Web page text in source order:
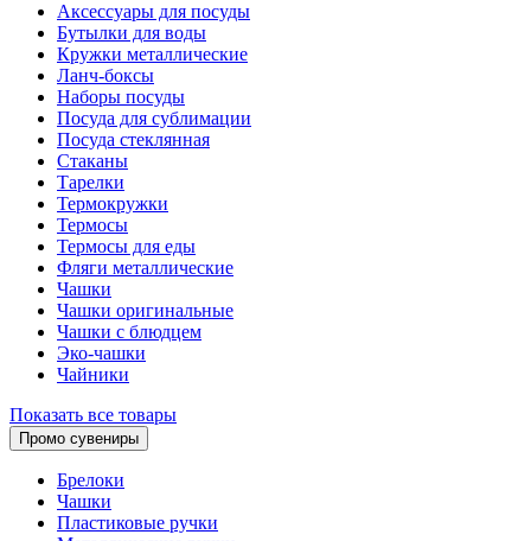
Аксессуары для посуды
Бутылки для воды
Кружки металлические
Ланч-боксы
Наборы посуды
Посуда для сублимации
Посуда стеклянная
Стаканы
Тарелки
Термокружки
Термосы
Термосы для еды
Фляги металлические
Чашки
Чашки оригинальные
Чашки с блюдцем
Эко-чашки
Чайники
Показать все товары
Промо сувениры
Брелоки
Чашки
Пластиковые ручки